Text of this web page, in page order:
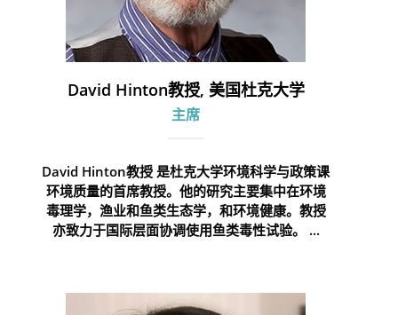
David Hinton教授, 美国杜克大学
主席
David Hinton教授 是杜克大学环境科学与政策课
环境质量的首席教授。他的研究主要集中在环境
毒理学，渔业和鱼类生态学，和环境健康。教授
亦致力于国际层面协调使用鱼类毒性试验。 ...